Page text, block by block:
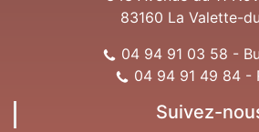
83160 La Valette-
04 94 91 03 58 -
04 94 91 49 84 -
Suivez-